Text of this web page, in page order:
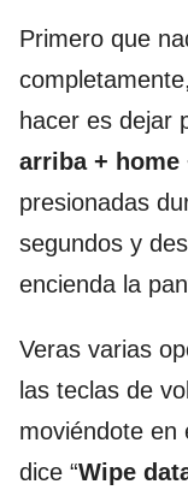
Primero que
hacer es dejar
arriba + home
presionadas
segundos y
encienda la
Veras varias
las teclas de
moviéndote en
dice “Wipe